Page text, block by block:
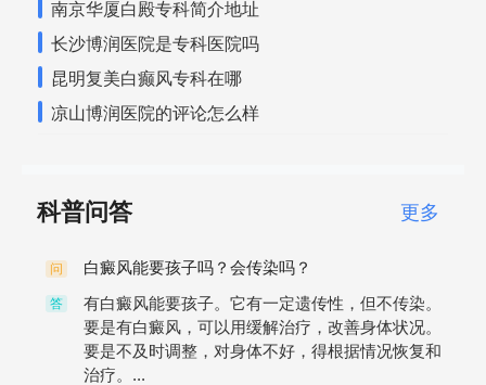
南京华厦白殿专科简介地址
长沙博润医院是专科医院吗
昆明复美白癫风专科在哪
凉山博润医院的评论怎么样
科普问答 更多
问 白癜风能要孩子吗？会传染吗？
答
有白癜风能要孩子。它有一定遗传性，但不传染。
要是有白癜风，可以用缓解治疗，改善身体状况。
要是不及时调整，对身体不好，得根据情况恢复和
治疗。...